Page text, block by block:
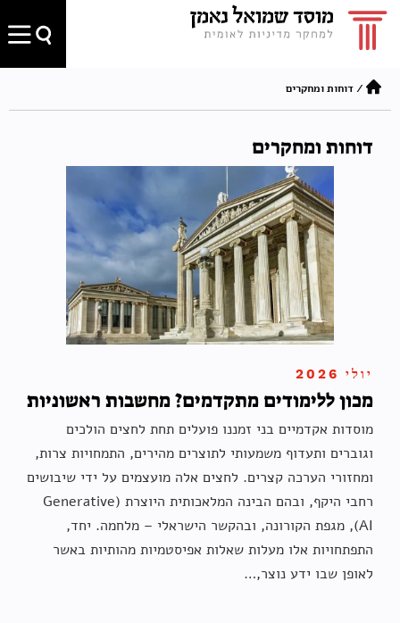
/דוחות ומחקרים
דוחות ומחקרים
יולי 2026
מכון ללימודים מתקדמים? מחשבות ראשוניות
מוסדות אקדמיים בני זמננו פועלים תחת לחצים הולכים
וגוברים ותעדוף משמעותי לתוצרים מהירים, התמחויות צרות,
ומחזורי הערכה קצרים. לחצים אלה מועצמים על ידי שיבושים
רחבי היקף, ובהם הבינה המלאכותית היוצרת (Generative
AI), מגפת הקורונה, ובהקשר הישראלי – מלחמה. יחד,
התפתחויות אלו מעלות שאלות אפיסטמיות מהותיות באשר
לאופן שבו ידע נוצר,…